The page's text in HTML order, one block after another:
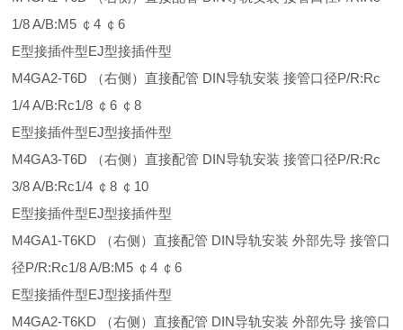
1/8 A/B:M5 ￠4 ￠6
E型接插件型EJ型接插件型
M4GA2-T6D （右侧）直接配管 DIN导轨安装 接管口径P/R:Rc
1/4 A/B:Rc1/8 ￠6 ￠8
E型接插件型EJ型接插件型
M4GA3-T6D （右侧）直接配管 DIN导轨安装 接管口径P/R:Rc
3/8 A/B:Rc1/4 ￠8 ￠10
E型接插件型EJ型接插件型
M4GA1-T6KD （右侧）直接配管 DIN导轨安装 外部先导 接管口
径P/R:Rc1/8 A/B:M5 ￠4 ￠6
E型接插件型EJ型接插件型
M4GA2-T6KD （右侧）直接配管 DIN导轨安装 外部先导 接管口